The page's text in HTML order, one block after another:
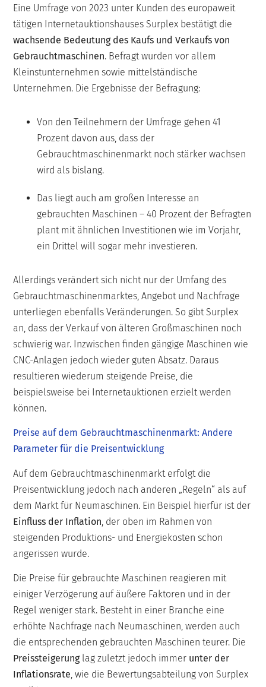
Eine Umfrage von 2023 unter Kunden des europaweit
tätigen Internetauktionshauses Surplex bestätigt die
wachsende Bedeutung des Kaufs und Verkaufs von
Gebrauchtmaschinen. Befragt wurden vor allem
Kleinstunternehmen sowie mittelständische
Unternehmen. Die Ergebnisse der Befragung:
Von den Teilnehmern der Umfrage gehen 41
Prozent davon aus, dass der
Gebrauchtmaschinenmarkt noch stärker wachsen
wird als bislang.
Das liegt auch am großen Interesse an
gebrauchten Maschinen – 40 Prozent der Befragten
plant mit ähnlichen Investitionen wie im Vorjahr,
ein Drittel will sogar mehr investieren.
Allerdings verändert sich nicht nur der Umfang des
Gebrauchtmaschinenmarktes, Angebot und Nachfrage
unterliegen ebenfalls Veränderungen. So gibt Surplex
an, dass der Verkauf von älteren Großmaschinen noch
schwierig war. Inzwischen finden gängige Maschinen wie
CNC-Anlagen jedoch wieder guten Absatz. Daraus
resultieren wiederum steigende Preise, die
beispielsweise bei Internetauktionen erzielt werden
können.
Preise auf dem Gebrauchtmaschinenmarkt: Andere
Parameter für die Preisentwicklung
Auf dem Gebrauchtmaschinenmarkt erfolgt die
Preisentwicklung jedoch nach anderen „Regeln“ als auf
dem Markt für Neumaschinen. Ein Beispiel hierfür ist der
Einfluss der Inflation , der oben im Rahmen von
steigenden Produktions- und Energiekosten schon
angerissen wurde.
Die Preise für gebrauchte Maschinen reagieren mit
einiger Verzögerung auf äußere Faktoren und in der
Regel weniger stark. Besteht in einer Branche eine
erhöhte Nachfrage nach Neumaschinen, werden auch
die entsprechenden gebrauchten Maschinen teurer. Die
Preissteigerunglag zuletzt jedoch immer unter der
Inflationsrate, wie die Bewertungsabteilung von Surplex